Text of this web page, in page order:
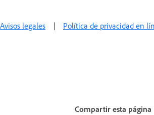
Avisos legales | Política de privacidad en
Compartir esta página